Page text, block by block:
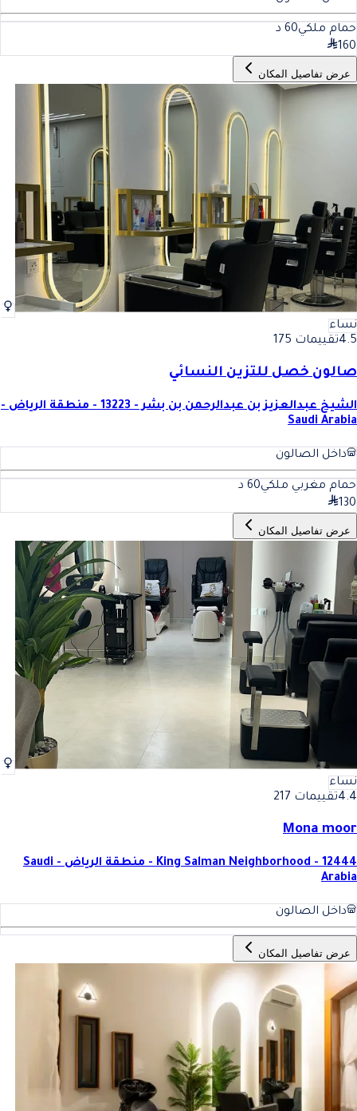
حمام ملكي60 د
160
عرض تفاصيل المكان
نساء
4.5تقييمات 175
صالون خصل للتزين النسائي
الشيخ عبدالعزيز بن عبدالرحمن بن بشر - 13223 - منطقة الرياض -
Saudi Arabia
داخل الصالون
حمام مغربي ملكي60 د
130
عرض تفاصيل المكان
نساء
4.4تقييمات 217
Mona moor
King Salman Neighborhood - 12444 - منطقة الرياض - Saudi
Arabia
داخل الصالون
عرض تفاصيل المكان